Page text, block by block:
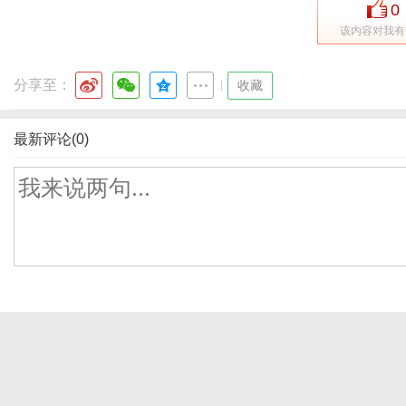
0
该内容对我
分享至： 收藏
最新评论(0)